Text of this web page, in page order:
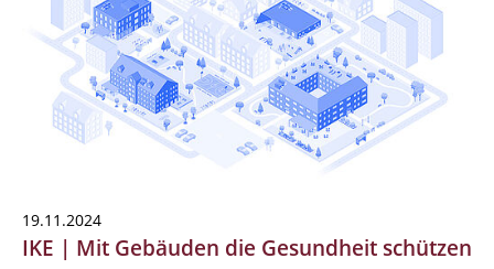
19.11.2024
IKE | Mit Gebäuden die Gesundheit schützen